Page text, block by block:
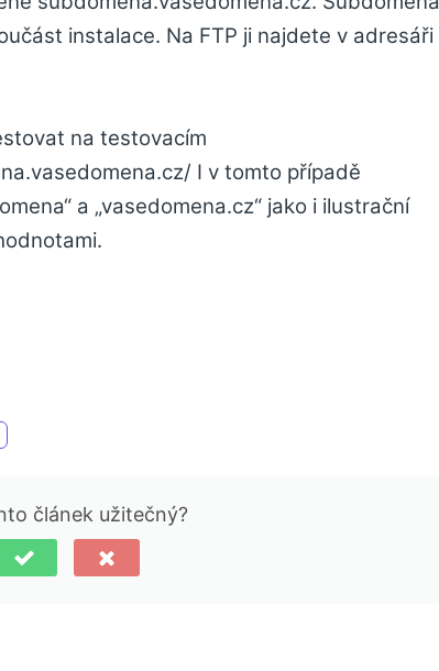
instalace. Na FTP ji najdete v adresáři
na testovacím
I v tomto případě
a „vasedomena.cz“ jako i ilustrační
článek užitečný?